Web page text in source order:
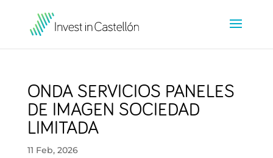
ONDA SERVICIOS PANELES
DE IMAGEN SOCIEDAD
LIMITADA
11 Feb, 2026